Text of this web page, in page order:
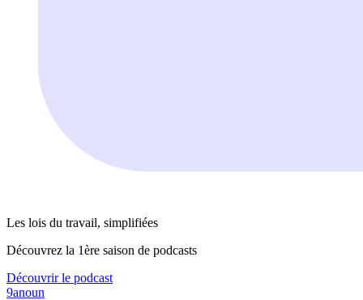
Les lois du travail, simplifiées
Découvrez la 1ère saison de podcasts
Découvrir le podcast
9anoun